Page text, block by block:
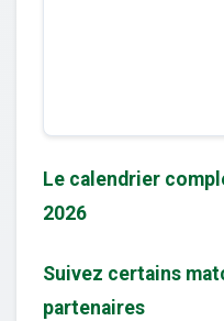
Le calendrier
2026
Suivez certains
partenaires